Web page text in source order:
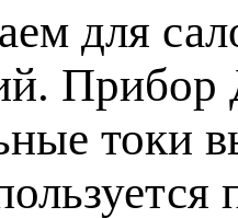
для
Прибор
токи